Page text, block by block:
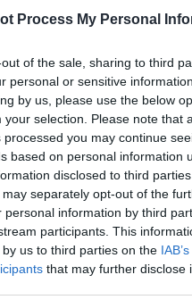
Process My Personal
of the sale, sharing to third
personal or sensitive
by us, please use the below
your selection. Please note that
you may continue
based on personal information
disclosed to third
separately opt-out of the
personal information by third
participants. This
us to third parties on the
that may further disclose
κίνδυνος πυρκαγιάς
- «Πορτοκαλί» όλο
και καταδίωξη και
οδηγούσε κλεμμένο
Ιράν και το Ομάν
στην επίτευξη μίας